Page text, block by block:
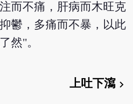
而不痛，肝病而木旺克
鬱，多痛而不暴，以此
然"。
上吐下瀉chevron_right